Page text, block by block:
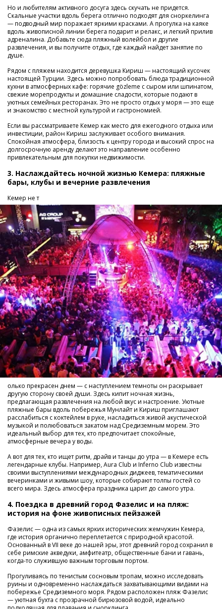
Но и любителям активного досуга здесь скучать не придется.
Скальные участки вдоль берега отлично подходят для сноркелинга
— подводный мир поражает яркими красками. А прогулка на каяке
вдоль живописной линии берега подарит и релакс, и легкий прилив
адреналина. Добавьте сюда пляжный волейбол и другие
развлечения, и вы получите отдых, где каждый найдет занятие по
душе.
Рядом с пляжем находится деревушка Кириш — настоящий кусочек
настоящей Турции. Здесь можно попробовать блюда традиционной
кухни в атмосферных кафе: горячие gözleme с сыром или шпинатом,
свежие морепродукты и домашние сладости, которые подают в
уютных семейных ресторанах. Это не просто отдых у моря — это еще
и знакомство с местной культурой и гастрономией.
Если вы рассматриваете Кемер как место для ежегодного отдыха или
инвестиции, район Кириш заслуживает особого внимания.
Спокойная атмосфера, близость к центру города и высокий спрос на
долгосрочную аренду делают это направление особенно
привлекательным для покупки недвижимости.
3. Наслаждайтесь ночной жизнью Кемера: пляжные
бары, клубы и вечерние развлечения
Кемер не т
олько прекрасен днем — с наступлением темноты он раскрывает
другую сторону своей души. Здесь кипит ночная жизнь,
предлагающая развлечения на любой вкус и настроение. Уютные
пляжные бары вдоль побережья Мунлайт и Кириш приглашают
расслабиться с коктейлем в руке, насладиться живой акустической
музыкой и полюбоваться закатом над Средиземным морем. Это
идеальный выбор для тех, кто предпочитает спокойные,
атмосферные вечера у воды.
А вот для тех, кто ищет ритм, драйв и танцы до утра — в Кемере есть
легендарные клубы. Например, Aura Club и Inferno Club известны
своими выступлениями международных диджеев, тематическими
вечеринками и живыми шоу, которые собирают толпы гостей со
всего мира. Здесь атмосфера праздника царит до самого утра.
4. Поездка в древний город Фазелис и на пляж:
история на фоне живописных пейзажей
Фазелис — одна из самых ярких исторических жемчужин Кемера,
где история органично переплетается с природной красотой.
Основанный в VII веке до нашей эры, этот древний город сохранил в
себе римские акведуки, амфитеатр, общественные бани и гавань,
когда-то служившую важным торговым портом.
Прогуливаясь по тенистым сосновым тропам, можно исследовать
руины и одновременно наслаждаться захватывающими видами на
побережье Средиземного моря. Рядом расположен пляж Фазелис
— уютная бухта с прозрачной бирюзовой водой, идеально